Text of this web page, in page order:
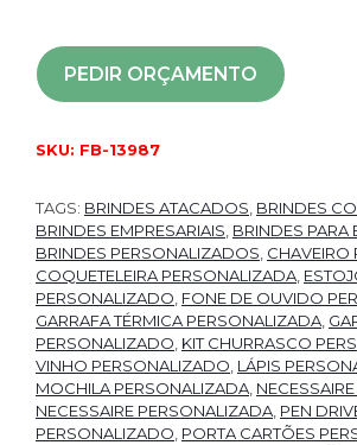
PEDIR ORÇAMENTO
SKU: FB-13987
TAGS: BRINDES ATACADOS, BRINDES
BRINDES EMPRESARIAIS, BRINDES PARA
BRINDES PERSONALIZADOS, CHAVEIRO
COQUETELEIRA PERSONALIZADA,
PERSONALIZADO, FONE DE OUVIDO
GARRAFA TÉRMICA PERSONALIZADA,
PERSONALIZADO, KIT CHURRASCO
VINHO PERSONALIZADO, LÁPIS
MOCHILA PERSONALIZADA,
NECESSAIRE PERSONALIZADA, PEN
PERSONALIZADO, PORTA CARTÕES